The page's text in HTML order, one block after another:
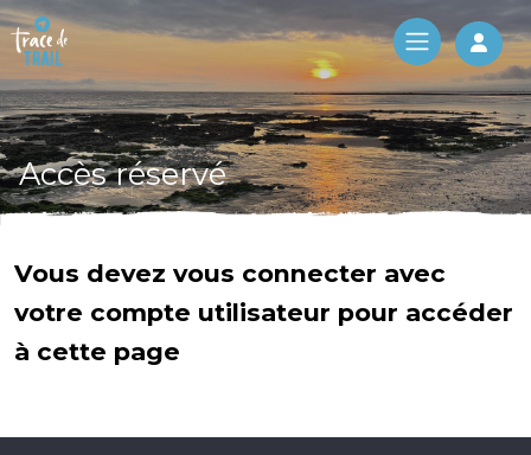
Log
Accès réservé
Vous devez vous connecter avec
votre compte utilisateur pour accéder
à cette page